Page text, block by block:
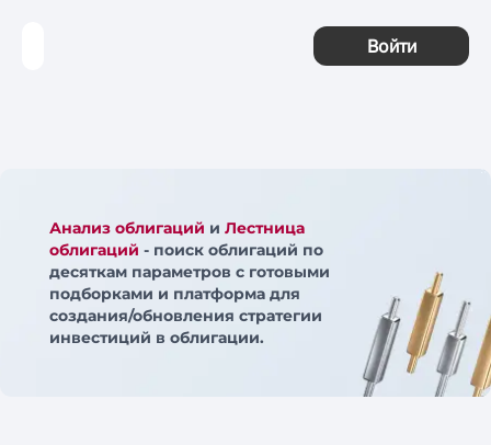
Войти
Анализ облигаций и Лестница
облигаций - поиск облигаций по
десяткам параметров с готовыми
подборками и платформа для
создания/обновления стратегии
инвестиций в облигации.